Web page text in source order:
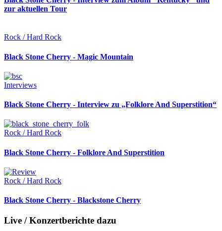
zur aktuellen Tour
Rock / Hard Rock
Black Stone Cherry - Magic Mountain
Interviews
Black Stone Cherry - Interview zu „Folklore And Superstition“
Rock / Hard Rock
Black Stone Cherry - Folklore And Superstition
Rock / Hard Rock
Black Stone Cherry - Blackstone Cherry
Live / Konzertberichte dazu